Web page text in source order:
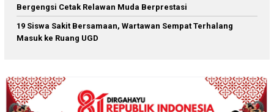
Bergengsi Cetak Relawan Muda Berprestasi
19 Siswa Sakit Bersamaan, Wartawan Sempat Terhalang
Masuk ke Ruang UGD